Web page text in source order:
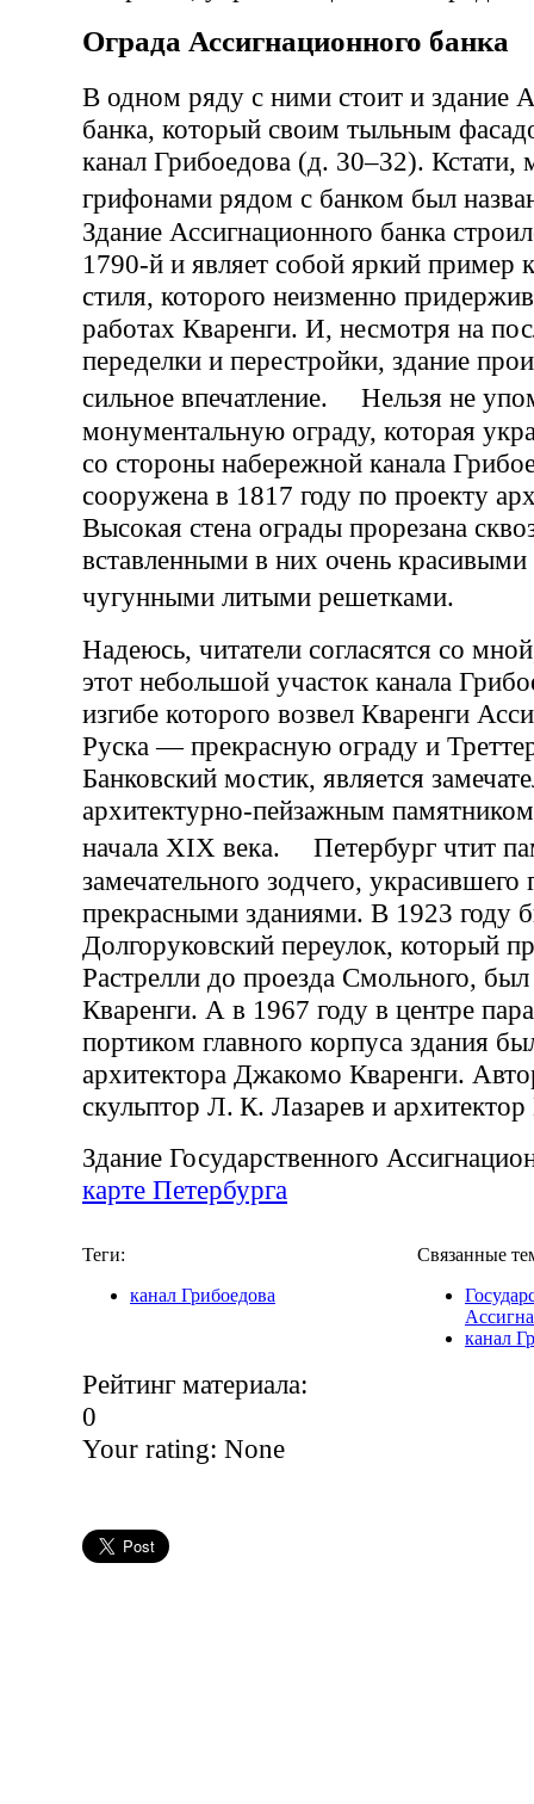
Ограда Ассигнационного банка
В одном ряду с ними стоит и здание
банка, который своим тыльным
канал Грибоедова (д. 30–32). Кстати,
грифонами рядом с банком был
Здание Ассигнационного банка
1790-й и являет собой яркий пример
стиля, которого неизменно
работах Кваренги. И, несмотря на
переделки и перестройки, здание
сильное впечатление. Нельзя не
монументальную ограду, которая
со стороны набережной канала
сооружена в 1817 году по проекту
Высокая стена ограды прорезана
вставленными в них очень
чугунными литыми решетками.
Надеюсь, читатели согласятся со
этот небольшой участок канала
изгибе которого возвел Кваренги
Руска — прекрасную ограду и
Банковский мостик, является
архитектурно-пейзажным
начала XIX века. Петербург чтит
замечательного зодчего,
прекрасными зданиями. В 1923 году
Долгоруковский переулок, который
Растрелли до проезда Смольного,
Кваренги. А в 1967 году в центре
портиком главного корпуса здания
архитектора Джакомо Кваренги.
скульптор Л. К. Лазарев и
Здание Государственного
карте Петербурга
Теги:
канал Грибоедова
Связанные
канал
Рейтинг материала:
0
Your rating: None